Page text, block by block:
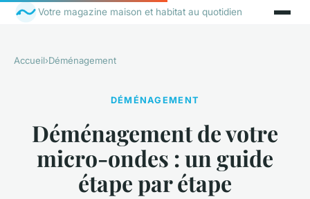
Votre magazine maison et habitat au quotidien
Accueil›Déménagement
DÉMÉNAGEMENT
Déménagement de votre
micro-ondes : un guide
étape par étape